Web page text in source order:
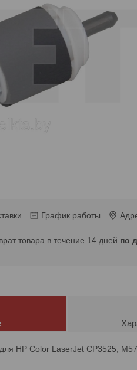
График работы
товара в течение 14 дней по
для HP Color LaserJet CP3525,